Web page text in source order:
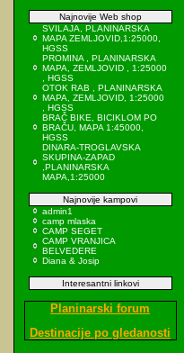
Najnovije Web shop
SVILAJA, PLANINARSKA
MAPA ZEMLJOVID,1:25000,
HGSS
PROMINA , PLANINARSKA
MAPA, ZEMLJOVID , 1:25000
, HGSS
OTOK RAB , PLANINARSKA
MAPA, ZEMLJOVID, 1:25000
, HGSS
BRAČ BIKE, BICIKLOM PO
BRAČU, MAPA 1:45000,
HGSS
DINARA-TROGLAVSKA
SKUPINA-ZAPAD
,PLANINARSKA
MAPA,1:25000
Najnovije kampovi
admin1
camp mlaska
CAMP SEGET
CAMP VRANJICA
BELVEDERE
Diana & Josip
Interesantni linkovi
Planinarski forum
Destinacije po gledanosti